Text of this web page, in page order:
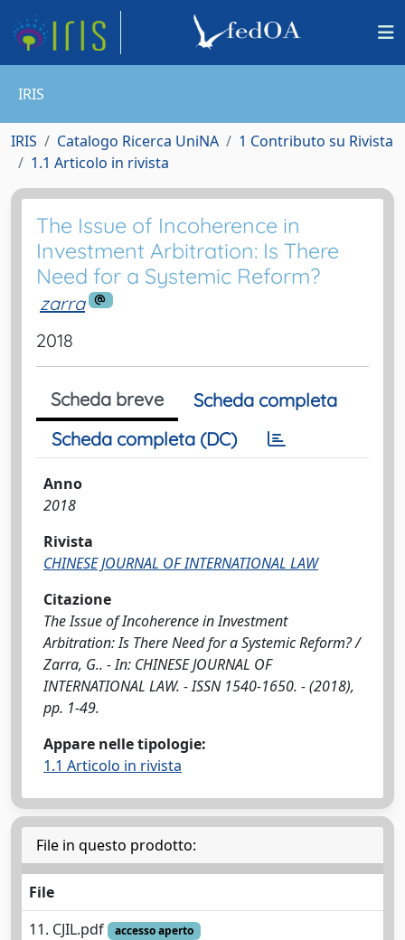
IRIS
IRIS Catalogo Ricerca UniNA
1 Contributo su Rivista
1.1 Articolo in rivista
The Issue of Incoherence in
Investment Arbitration: Is There
Need for a Systemic Reform?
zarra
2018
Scheda breve
Scheda completa
Scheda completa (DC)
Anno
2018
Rivista
CHINESE JOURNAL OF INTERNATIONAL LAW
Citazione
The Issue of Incoherence in Investment
Arbitration: Is There Need for a Systemic Reform? /
Zarra, G.. - In: CHINESE JOURNAL OF
INTERNATIONAL LAW. - ISSN 1540-1650. - (2018),
pp. 1-49.
Appare nelle tipologie:
1.1 Articolo in rivista
File in questo prodotto:
File
11. CJIL.pdf
accesso aperto